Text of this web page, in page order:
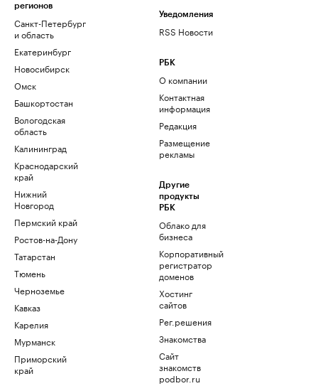
регионов
Санкт-Петербург
и область
Екатеринбург
Новосибирск
Омск
Башкортостан
Вологодская
область
Калининград
Краснодарский
край
Нижний
Новгород
Пермский край
Ростов-на-Дону
Татарстан
Тюмень
Черноземье
Кавказ
Карелия
Мурманск
Приморский
край
Уведомления
RSS Новости
РБК
О компании
Контактная
информация
Редакция
Размещение
рекламы
Другие
продукты
РБК
Облако для
бизнеса
Корпоративный
регистратор
доменов
Хостинг
сайтов
Рег.решения
Знакомства
Сайт
знакомств
podbor.ru